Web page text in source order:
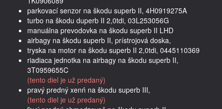
parkovací senzor na škodu superb II, 4H0919275A
turbo na škodu duperb II 2,0tdi, 03L253056G
manuálna prevodovka na škodu superb II LHD
airbagy na škodu superb II, prístrojová doska,
tryska na motor na škodu superb II 2,0tdi, 0445110369
riadiaca jednotka na airbagy na škodu superb II,
3T0959655C
(tento diel je už predaný)
pravý predný xenń na škodu superb III,
(tento diel je už predaný)